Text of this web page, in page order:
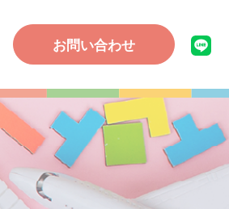
お問い合わせ